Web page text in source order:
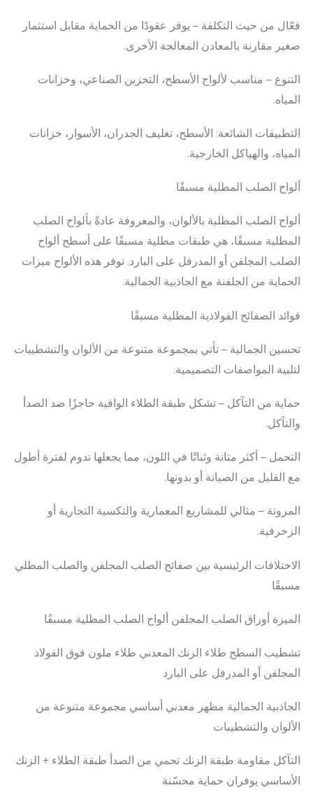
فعّال من حيث التكلفة – يوفر عقودًا من الحماية مقابل استثمار
صغير مقارنة بالمعادن المعالجة الأخرى.
التنوع – مناسب لألواح الأسطح، التخزين الصناعي، وخزانات
المياه.
التطبيقات الشائعة: الأسطح، تغليف الجدران، الأسوار، خزانات
المياه، والهياكل الخارجية.
ألواح الصلب المطلية مسبقًا
ألواح الصلب المطلية بالألوان، والمعروفة عادةً بألواح الصلب
المطلية مسبقًا، هي طبقات مطلية مسبقًا على أسطح ألواح
الصلب المجلفن أو المدرفل على البارد. توفر هذه الألواح ميزات
الحماية من الجلفنة مع الجاذبية الجمالية.
فوائد الصفائح الفولاذية المطلية مسبقًا
تحسين الجمالية – تأتي بمجموعة متنوعة من الألوان والتشطيبات
لتلبية المواصفات التصميمية.
حماية من التآكل – تشكل طبقة الطلاء الواقية حاجزًا ضد الصدأ
والتآكل.
التحمل – أكثر متانة وثباتًا في اللون، مما يجعلها تدوم لفترة أطول
مع القليل من الصيانة أو بدونها.
المرونة – مثالي للمشاريع المعمارية والتكسية التجارية أو
الزخرفية.
الاختلافات الرئيسية بين صفائح الصلب المجلفن والصلب المطلي
مسبقًا
الميزة أوراق الصلب المجلفن ألواح الصلب المطلية مسبقًا
تشطيب السطح طلاء الزنك المعدني طلاء ملون فوق الفولاذ
المجلفن أو المدرفل على البارد
الجاذبية الجمالية مظهر معدني أساسي مجموعة متنوعة من
الألوان والتشطيبات
التآكل مقاومة طبقة الزنك تحمي من الصدأ طبقة الطلاء + الزنك
الأساسي يوفران حماية محسّنة